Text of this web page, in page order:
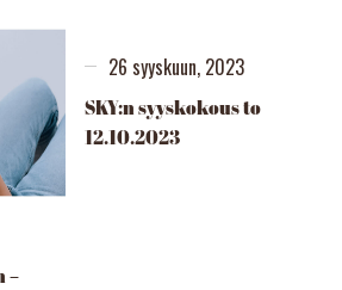
–
26 syyskuun, 2023
SKY:n syyskokous to
12.10.2023